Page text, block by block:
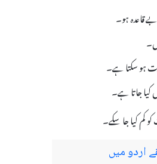
قاعدہ ہو۔
ہو سکتا ہے۔
اردو میں